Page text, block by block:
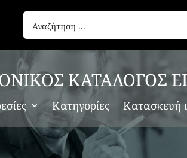
ΚΑΤΑΛΟΓΟΣ
Κατηγορίες Κατασκευή